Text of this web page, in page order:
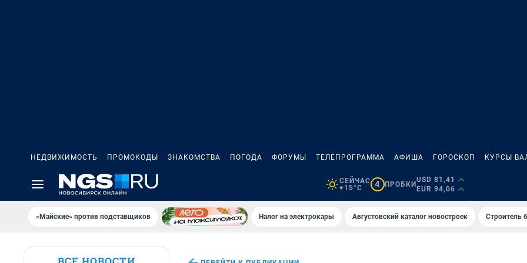
НЕДВИЖИМОСТЬ ПРОМОКОДЫ ЗНАКОМСТВА ПОГОДА ФОРУМЫ ТЕЛЕПРОГРАММА АФИША ГОРОСКОП КУРСЫ
СЕЙЧАС
+15°C
4 ПРОБКИ
USD 81,41
EUR 94,06
«Майские» против подставщиков Налог на электрокары Августовский каталог новостроек Строитель